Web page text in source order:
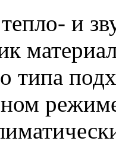
и
типа